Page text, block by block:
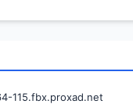
115.fbx.proxad.net